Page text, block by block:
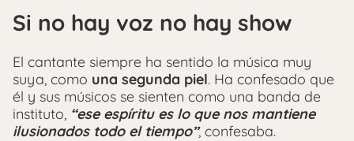
Si no hay voz no hay show
El cantante siempre ha sentido la música muy
suya, como una segunda piel. Ha confesado que
él y sus músicos se sienten como una banda de
instituto, “ese espíritu es lo que nos mantiene
ilusionados todo el tiempo”, confesaba.